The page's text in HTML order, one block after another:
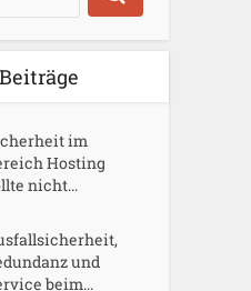
im
Hosting
nicht...
und
beim...